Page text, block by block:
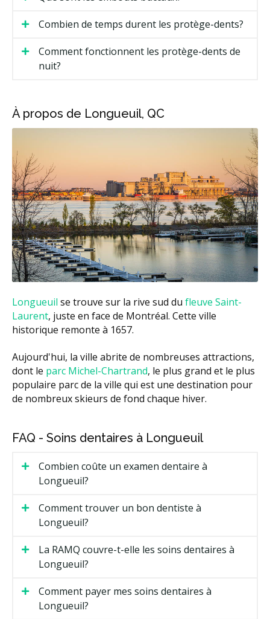
Combien de temps durent les protège-dents?
Comment fonctionnent les protège-dents de
nuit?
À propos de Longueuil, QC
Longueuil se trouve sur la rive sud du fleuve Saint-
Laurent, juste en face de Montréal. Cette ville
historique remonte à 1657.
Aujourd'hui, la ville abrite de nombreuses attractions,
dont le parc Michel-Chartrand, le plus grand et le plus
populaire parc de la ville qui est une destination pour
de nombreux skieurs de fond chaque hiver.
FAQ - Soins dentaires à Longueuil
Combien coûte un examen dentaire à
Longueuil?
Comment trouver un bon dentiste à
Longueuil?
La RAMQ couvre-t-elle les soins dentaires à
Longueuil?
Comment payer mes soins dentaires à
Longueuil?